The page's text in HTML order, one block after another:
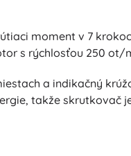
moment v 7
s rýchlosťou 250
a indikačný
takže skrutkovač